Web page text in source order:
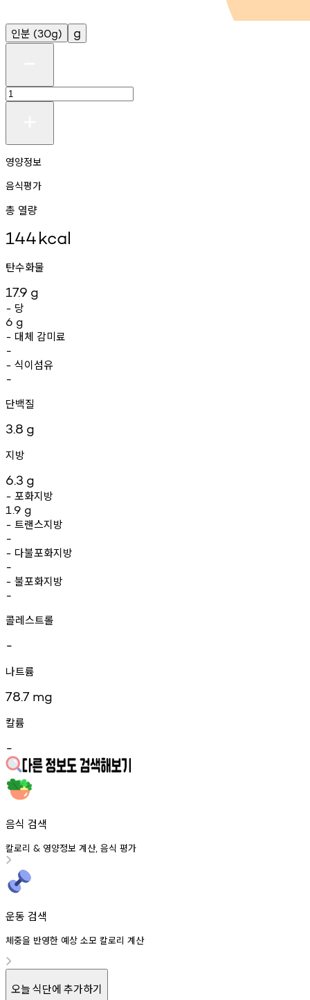
인분 (30g) g
영양정보
음식평가
총 열량
144kcal
탄수화물
17.9 g
- 당
6 g
- 대체 감미료
-
- 식이섬유
-
단백질
3.8 g
지방
6.3 g
- 포화지방
1.9 g
- 트랜스지방
-
- 다불포화지방
-
- 불포화지방
-
콜레스트롤
-
나트륨
78.7 mg
칼륨
-
음식 검색
칼로리 & 영양정보 계산, 음식 평가
운동 검색
체중을 반영한 예상 소모 칼로리 계산
오늘 식단에 추가하기